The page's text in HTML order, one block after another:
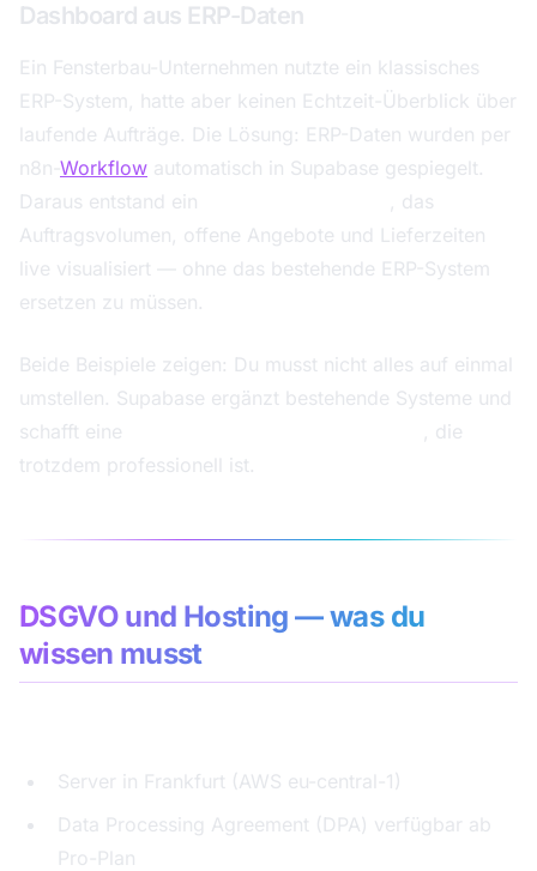
Dashboard aus ERP-Daten
Ein Fensterbau-Unternehmen nutzte ein klassisches
ERP-System, hatte aber keinen Echtzeit-Überblick über
laufende Aufträge. Die Lösung: ERP-Daten wurden per
n8n- Workflow automatisch in Supabase gespiegelt.
Daraus entstand ein
, das
Auftragsvolumen, offene Angebote und Lieferzeiten
live visualisiert — ohne das bestehende ERP-System
ersetzen zu müssen.
Beide Beispiele zeigen: Du musst nicht alles auf einmal
umstellen. Supabase ergänzt bestehende Systeme und
schafft eine
, die
trotzdem professionell ist.
DSGVO und Hosting — was du
wissen musst
Server in Frankfurt (AWS eu-central-1)
Data Processing Agreement (DPA) verfügbar ab
Pro-Plan